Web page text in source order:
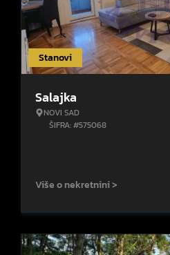
Stanovi
Salajka
NOVI SAD
ŠIFRA: #575068
Više o nekretnini >